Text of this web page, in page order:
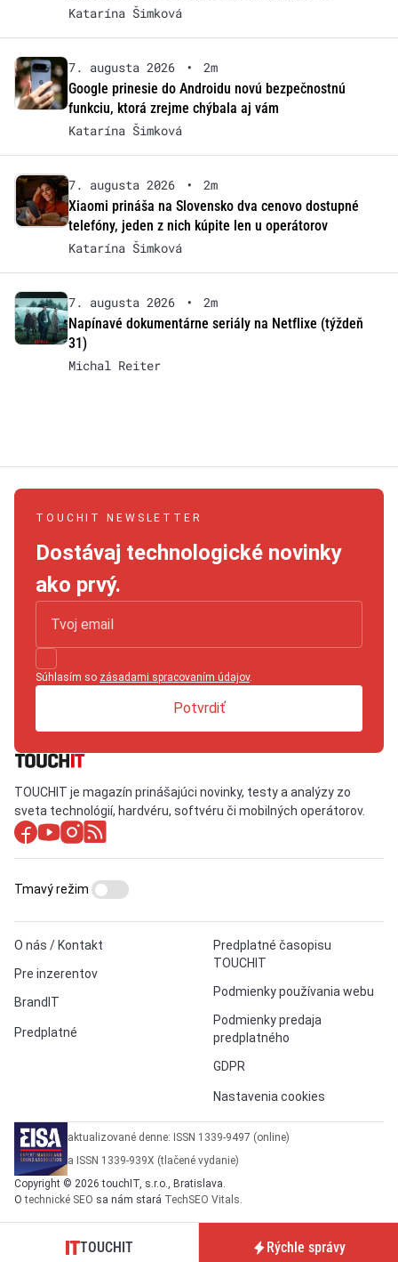
Katarína Šimková
7. augusta 2026 •
2m
Google prinesie do Androidu novú bezpečnostnú
funkciu, ktorá zrejme chýbala aj vám
Katarína Šimková
7. augusta 2026 •
2m
Xiaomi prináša na Slovensko dva cenovo dostupné
telefóny, jeden z nich kúpite len u operátorov
Katarína Šimková
7. augusta 2026 •
2m
Napínavé dokumentárne seriály na Netflixe (týždeň
31)
Michal Reiter
TOUCHIT NEWSLETTER
Dostávaj technologické novinky
ako prvý.
Súhlasím so zásadami spracovaním údajov.
Potvrdiť
TOUCHIT je magazín prinášajúci novinky, testy a analýzy zo
sveta technológií, hardvéru, softvéru či mobilných operátorov.
O nás / Kontakt
Pre inzerentov
BrandIT
Predplatné
Predplatné časopisu
TOUCHIT
Podmienky používania webu
Podmienky predaja
predplatného
GDPR
Nastavenia cookies
Tmavý režim
aktualizované denne: ISSN 1339-9497 (online)
a ISSN 1339-939X (tlačené vydanie)
Copyright © 2026 touchIT, s.r.o., Bratislava.
Otechnické SEO sa nám stará TechSEO Vitals
TOUCHIT Rýchle správy